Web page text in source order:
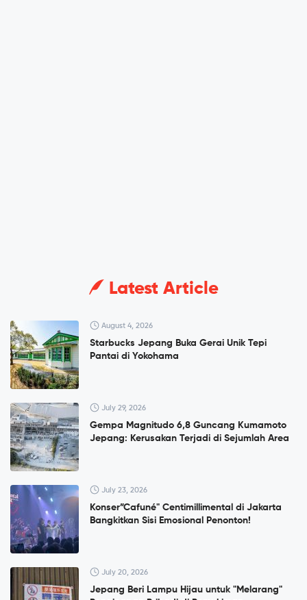
Latest Article
August 4, 2026
Starbucks Jepang Buka Gerai Unik Tepi
Pantai di Yokohama
July 29, 2026
Gempa Magnitudo 6,8 Guncang Kumamoto
Jepang: Kerusakan Terjadi di Sejumlah Area
July 23, 2026
Konser”Cafuné" Centimillimental di Jakarta
Bangkitkan Sisi Emosional Penonton!
July 20, 2026
Jepang Beri Lampu Hijau untuk "Melarang"